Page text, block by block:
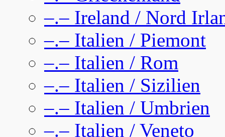
–.– Ireland / Nord
–.– Italien / Piemont
–.– Italien / Rom
–.– Italien / Sizilien
–.– Italien / Umbrien
–.– Italien / Veneto